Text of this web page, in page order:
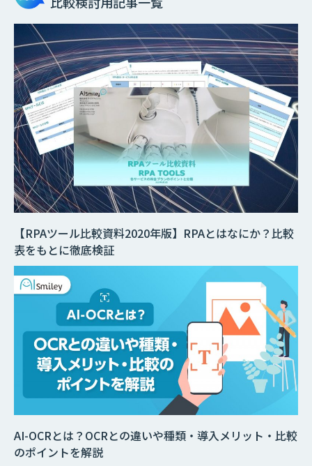
AI-OCRとは？OCRとの違いや種類・導入メリット・比較
のポイントを解説
【RPAツール比較資料2020年版】RPAとはなにか？比較
表をもとに徹底検証